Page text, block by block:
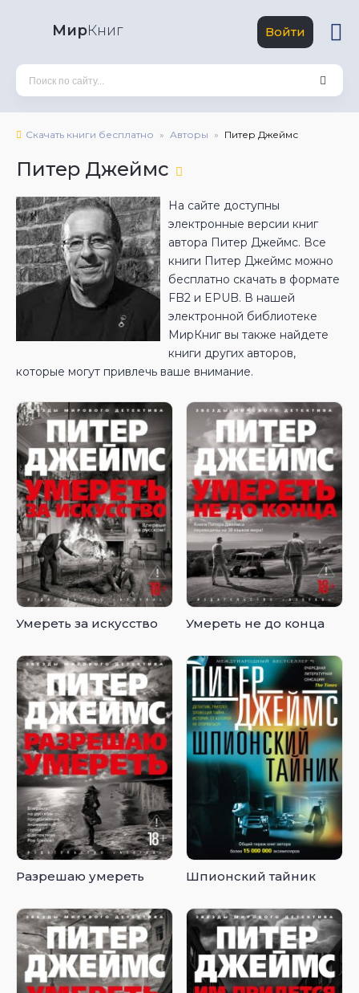
МирКниг Войти
Скачать книги бесплатно Авторы Питер Джеймс
Питер Джеймс
На сайте доступны
электронные версии книг
автора Питер Джеймс. Все
книги Питер Джеймс можно
бесплатно скачать в формате
FB2 и EPUB. В нашей
электронной библиотеке
МирКниг вы также найдете
книги других авторов,
которые могут привлечь ваше внимание.
Умереть за искусство Умереть не до конца
Разрешаю умереть Шпионский тайник